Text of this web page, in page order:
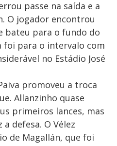
passe na saída e a
O jogador encontrou
bateu para o fundo do
foi para o intervalo com
no Estádio José
promoveu a troca
Allanzinho quase
primeiros lances, mas
defesa. O Vélez
de Magallán, que foi